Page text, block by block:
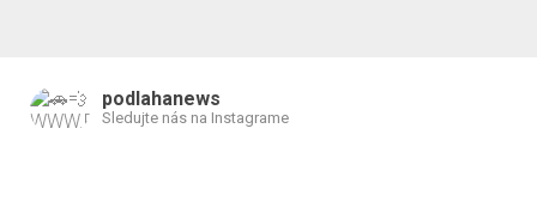
podlahanews
Sledujte nás na Instagrame